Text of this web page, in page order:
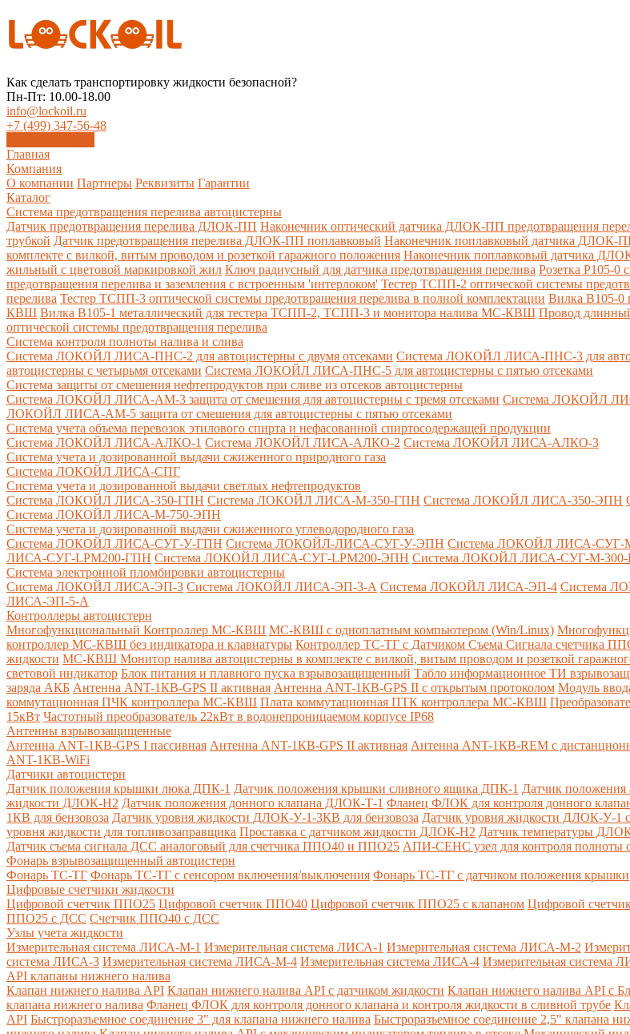
Как сделать транспортировку жидкости безопасной?
Пн-Пт: 10.00-18.00
info@lockoil.ru
+7 (499) 347-56-48
Главная
Компания
О компании Партнеры Реквизиты Гарантии
Каталог
Система предотвращения перелива автоцистерны
Датчик предотвращения перелива ДЛОК-ПП Наконечник оптический датчика ДЛОК-ПП предотвращения
трубкой Датчик предотвращения перелива ДЛОК-ПП поплавковый Наконечник поплавковый датчика ДЛОК-
комплекте с вилкой, витым проводом и розеткой гаражного положения Наконечник поплавковый датчика
жильный с цветовой маркировкой жил Ключ радиусный для датчика предотвращения перелива Розетка Р105-0
предотвращения перелива и заземления с встроенным 'интерлоком' Тестер ТСПП-2 оптической системы
перелива Тестер ТСПП-3 оптической системы предотвращения перелива в полной комплектации Вилка В105-0
КВШ Вилка В105-1 металлический для тестера ТСПП-2, ТСПП-3 и монитора налива МС-КВШ Провод
оптической системы предотвращения перелива
Cистема контроля полноты налива и слива
Система ЛОКОЙЛ ЛИСА-ПНС-2 для автоцистерны с двумя отсеками Система ЛОКОЙЛ ЛИСА-ПНС-3 для
автоцистерны с четырьмя отсеками Система ЛОКОЙЛ ЛИСА-ПНС-5 для автоцистерны с пятью отсеками
Система защиты от смешения нефтепродуктов при сливе из отсеков автоцистерны
Система ЛОКОЙЛ ЛИСА-AM-3 защита от смешения для автоцистерны с тремя отсеками Система ЛОКОЙЛ
ЛОКОЙЛ ЛИСА-AM-5 защита от смешения для автоцистерны с пятью отсеками
Система учета объема перевозок этилового спирта и нефасованной спиртосодержащей продукции
Система ЛОКОЙЛ ЛИСА-AЛКО-1 Система ЛОКОЙЛ ЛИСА-АЛКО-2 Система ЛОКОЙЛ ЛИСА-АЛКО-3
Система учета и дозированной выдачи сжиженного природного газа
Система ЛОКОЙЛ ЛИСА-СПГ
Система учета и дозированной выдачи светлых нефтепродуктов
Система ЛОКОЙЛ ЛИСА-350-ГПН Система ЛОКОЙЛ ЛИСА-М-350-ГПН Система ЛОКОЙЛ ЛИСА-350-ЭПН
Система ЛОКОЙЛ ЛИСА-М-750-ЭПН
Система учета и дозированной выдачи сжиженного углеводородного газа
Система ЛОКОЙЛ ЛИСА-СУГ-У-ГПН Система ЛОКОЙЛ-ЛИСА-СУГ-У-ЭПН Система ЛОКОЙЛ ЛИСА-СУГ-
ЛИСА-СУГ-LPM200-ГПН Система ЛОКОЙЛ ЛИСА-СУГ-LPM200-ЭПН Система ЛОКОЙЛ ЛИСА-СУГ-М-
Система электронной пломбировки автоцистерны
Система ЛОКОЙЛ ЛИСА-ЭП-3 Система ЛОКОЙЛ ЛИСА-ЭП-3-А Система ЛОКОЙЛ ЛИСА-ЭП-4 Система
ЛИСА-ЭП-5-А
Контроллеры автоцистерн
Многофункциональный Контроллер МС-КВШ МС-КВШ с одноплатным компьютером (Win/Linux)
контроллер МС-КВШ без индикатора и клавиатуры Контроллер ТС-ТГ с Датчиком Съема Сигнала счетчика
жидкости МС-КВШ Монитор налива автоцистерны в комплекте с вилкой, витым проводом и розеткой
световой индикатор Блок питания и плавного пуска взрывозащищенный Табло информационное ТИ
заряда АКБ Антенна ANT-1КВ-GPS II активная Антенна ANT-1КВ-GPS II с открытым протоколом Модуль
коммутационная ПЧК контроллера МС-КВШ Плата коммутационная ПТК контроллера МС-КВШ
15кВт Частотный преобразователь 22кВт в водонепроницаемом корпусе IP68
Антенны взрывозащищенные
Антенна ANT-1КВ-GPS I пассивная Антенна ANT-1КВ-GPS II активная Антенна ANT-1КВ-REM c
ANT-1КВ-WiFi
Датчики автоцистерн
Датчик положения крышки люка ДПК-1 Датчик положения крышки сливного ящика ДПК-1 Датчик
жидкости ДЛОК-Н2 Датчик положения донного клапана ДЛОК-Т-1 Фланец ФЛОК для контроля донного
1КВ для бензовоза Датчик уровня жидкости ДЛОК-У-1-3КВ для бензовоза Датчик уровня жидкости ДЛОК-У-1
уровня жидкости для топливозаправщика Проставка с датчиком жидкости ДЛОК-Н2 Датчик температуры
Датчик съема сигнала ДСС аналоговый для счетчика ППО40 и ППО25 АПИ-СЕНС узел для контроля полноты
Фонарь взрывозащищенный автоцистерн
Фонарь ТС-ТГ Фонарь ТС-ТГ с сенсором включения/выключения Фонарь ТС-ТГ с датчиком положения крышки
Цифровые счетчики жидкости
Цифровой счетчик ППО25 Цифровой счетчик ППО40 Цифровой счетчик ППО25 с клапаном Цифровой
ППО25 с ДСС Счетчик ППО40 с ДСС
Узлы учета жидкости
Измерительная система ЛИСА-М-1 Измерительная система ЛИСА-1 Измерительная система ЛИСА-М-2
система ЛИСА-3 Измерительная система ЛИСА-М-4 Измерительная система ЛИСА-4 Измерительная система
API клапаны нижнего налива
Клапан нижнего налива API Клапан нижнего налива API с датчиком жидкости Клапан нижнего налива API с
клапана нижнего налива Фланец ФЛОК для контроля донного клапана и контроля жидкости в сливной трубе
API Быстроразъемное соединение 3" для клапана нижнего налива Быстроразъемное соединение 2,5" клапана